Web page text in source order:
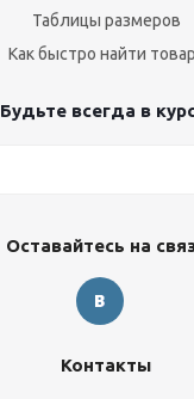
Таблицы размеров
Как быстро найти
Будьте всегда в
Оставайтесь на
Контакты